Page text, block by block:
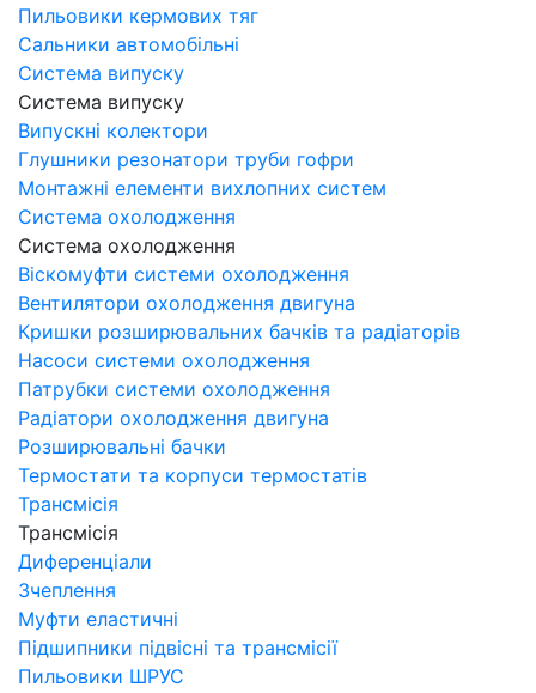
Пильовики кермових тяг
Сальники автомобільні
Система випуску
Система випуску
Випускні колектори
Глушники резонатори труби гофри
Монтажні елементи вихлопних систем
Система охолодження
Система охолодження
Віскомуфти системи охолодження
Вентилятори охолодження двигуна
Кришки розширювальних бачків та радіаторів
Насоси системи охолодження
Патрубки системи охолодження
Радіатори охолодження двигуна
Розширювальні бачки
Термостати та корпуси термостатів
Трансмісія
Трансмісія
Диференціали
Зчеплення
Муфти еластичні
Підшипники підвісні та трансмісії
Пильовики ШРУС